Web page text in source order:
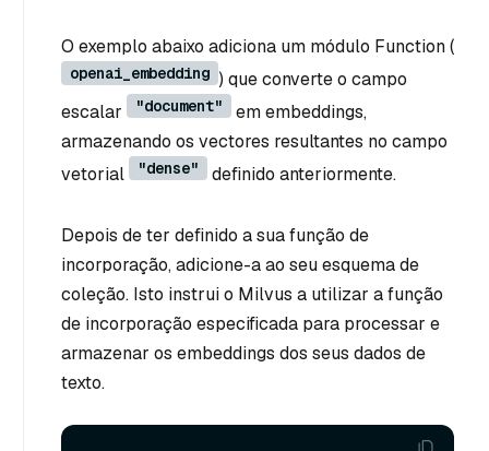
O exemplo abaixo adiciona um módulo Function (
openai_embedding ) que converte o campo
escalar
"document"
em embeddings,
armazenando os vectores resultantes no campo
vetorial
"dense" definido anteriormente.
Depois de ter definido a sua função de
incorporação, adicione-a ao seu esquema de
coleção. Isto instrui o Milvus a utilizar a função
de incorporação especificada para processar e
armazenar os embeddings dos seus dados de
texto.